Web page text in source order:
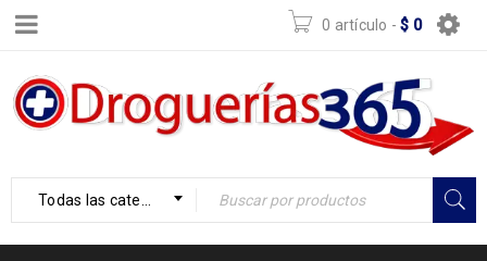
0 artículo - $ 0
Todas las categorías